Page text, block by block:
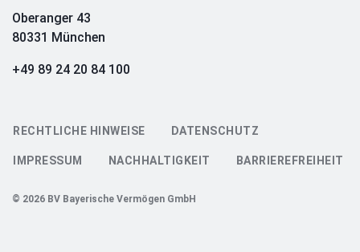
Oberanger 43
80331 München
+49 89 24 20 84 100
RECHTLICHE HINWEISE DATENSCHUTZ
IMPRESSUM NACHHALTIGKEIT BARRIEREFREIHEIT
© 2026 BV Bayerische Vermögen GmbH